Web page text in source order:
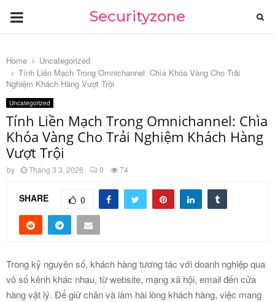
PRIMARY
Securityzone
Home
Uncategorized
Tính Liền Mạch Trong Omnichannel: Chìa Khóa Vàng Cho Trải
Nghiệm Khách Hàng Vượt Trội
Uncategorized
Tính Liền Mạch Trong Omnichannel: Chìa
Khóa Vàng Cho Trải Nghiệm Khách Hàng
Vượt Trội
by Tháng 3 3, 2026 0 74
SHARE 0
Trong kỷ nguyên số, khách hàng tương tác với doanh nghiệp qua
vô số kênh khác nhau, từ website, mạng xã hội, email đến cửa
hàng vật lý. Để giữ chân và làm hài lòng khách hàng, việc mang